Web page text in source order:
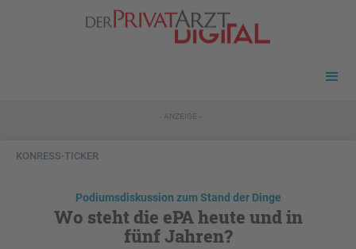
- ANZEIGE -
KONRESS-TICKER
Podiumsdiskussion zum Stand der Dinge
Wo steht die ePA heute und in
fünf Jahren?